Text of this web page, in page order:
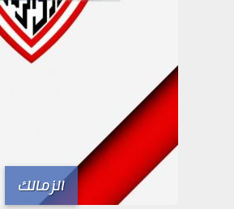
الزمالك